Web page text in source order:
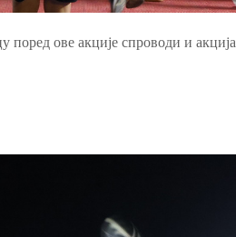
ове акције спроводи и акција